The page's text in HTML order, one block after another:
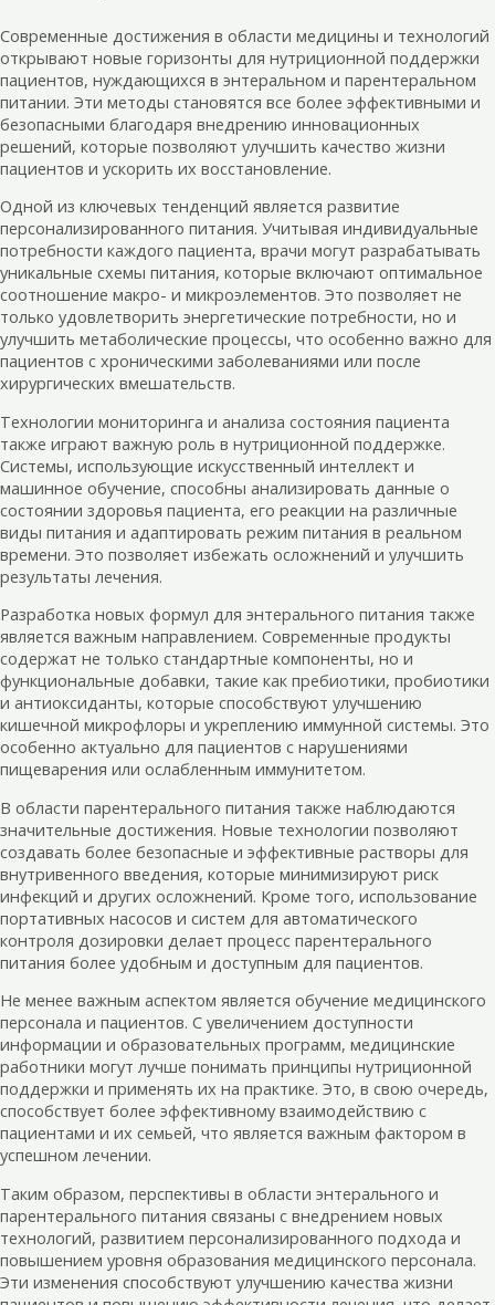
Современные достижения в области медицины и технологий
открывают новые горизонты для нутриционной поддержки
пациентов, нуждающихся в энтеральном и парентеральном
питании. Эти методы становятся все более эффективными и
безопасными благодаря внедрению инновационных
решений, которые позволяют улучшить качество жизни
пациентов и ускорить их восстановление.
Одной из ключевых тенденций является развитие
персонализированного питания. Учитывая индивидуальные
потребности каждого пациента, врачи могут разрабатывать
уникальные схемы питания, которые включают оптимальное
соотношение макро- и микроэлементов. Это позволяет не
только удовлетворить энергетические потребности, но и
улучшить метаболические процессы, что особенно важно для
пациентов с хроническими заболеваниями или после
хирургических вмешательств.
Технологии мониторинга и анализа состояния пациента
также играют важную роль в нутриционной поддержке.
Системы, использующие искусственный интеллект и
машинное обучение, способны анализировать данные о
состоянии здоровья пациента, его реакции на различные
виды питания и адаптировать режим питания в реальном
времени. Это позволяет избежать осложнений и улучшить
результаты лечения.
Разработка новых формул для энтерального питания также
является важным направлением. Современные продукты
содержат не только стандартные компоненты, но и
функциональные добавки, такие как пребиотики, пробиотики
и антиоксиданты, которые способствуют улучшению
кишечной микрофлоры и укреплению иммунной системы. Это
особенно актуально для пациентов с нарушениями
пищеварения или ослабленным иммунитетом.
В области парентерального питания также наблюдаются
значительные достижения. Новые технологии позволяют
создавать более безопасные и эффективные растворы для
внутривенного введения, которые минимизируют риск
инфекций и других осложнений. Кроме того, использование
портативных насосов и систем для автоматического
контроля дозировки делает процесс парентерального
питания более удобным и доступным для пациентов.
Не менее важным аспектом является обучение медицинского
персонала и пациентов. С увеличением доступности
информации и образовательных программ, медицинские
работники могут лучше понимать принципы нутриционной
поддержки и применять их на практике. Это, в свою очередь,
способствует более эффективному взаимодействию с
пациентами и их семьей, что является важным фактором в
успешном лечении.
Таким образом, перспективы в области энтерального и
парентерального питания связаны с внедрением новых
технологий, развитием персонализированного подхода и
повышением уровня образования медицинского персонала.
Эти изменения способствуют улучшению качества жизни